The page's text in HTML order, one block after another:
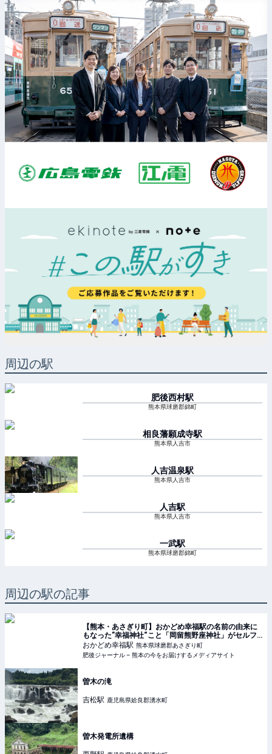
周辺の駅
肥後西村駅
熊本県球磨郡錦町
相良藩願成寺駅
熊本県人吉市
人吉温泉駅
熊本県人吉市
人吉駅
熊本県人吉市
一武駅
熊本県球磨郡錦町
周辺の駅の記事
【熊本・あさぎり町】おかどめ幸福駅の名前の由来に
もなった”幸福神社“こと「岡留熊野座神社」がセルフ
サービスすぎる。 | 肥後ジャーナル – 熊本の今をお届
けするメディアサイト
おかどめ幸福駅 熊本県球磨郡あさぎり町
肥後ジャーナル – 熊本の今をお届けするメディアサイト
曽木の滝
吉松駅 鹿児島県姶良郡湧水町
曽木発電所遺構